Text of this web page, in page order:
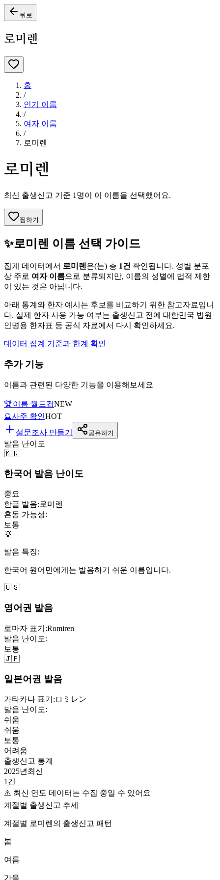
뒤로
로미렌
홈
/
인기 이름
/
여자 이름
/
로미렌
로미렌
최신 출생신고 기준 1 명이 이 이름을 선택했어요.
찜하기
✨로미렌 이름 선택 가이드
집계 데이터에서 로미렌 은(는) 총 1건 확인됩니다. 성별 분포
상 주로 여자이름으로 분류되지만, 이름의 성별에 법적 제한
이 있는 것은 아닙니다.
아래 통계와 한자 예시는 후보를 비교하기 위한 참고자료입니
다. 실제 한자 사용 가능 여부는 출생신고 전에 대한민국 법원
인명용 한자표 등 공식 자료에서 다시 확인하세요.
데이터 집계 기준과 한계 확인
추가 기능
이름과 관련된 다양한 기능을 이용해보세요
🏆이름 월드컵NEW
🔮사주 확인HOT
설문조사 만들기
공유하기
발음 난이도
🇰🇷
한국어 발음 난이도
중요
한글 발음:로미렌
혼동 가능성:
보통
💡
발음 특징:
한국어 원어민에게는 발음하기 쉬운 이름입니다.
🇺🇸
영어권 발음
로마자 표기:Romiren
발음 난이도:
보통
🇯🇵
일본어권 발음
가타카나 표기: ロミレン
발음 난이도:
쉬움
쉬움
보통
어려움
출생신고 통계
2025년 최신
1 건
⚠️ 최신 연도 데이터는 수집 중일 수 있어요
계절별 출생신고 추세
계절별 로미렌 의 출생신고 패턴
봄
여름
가을